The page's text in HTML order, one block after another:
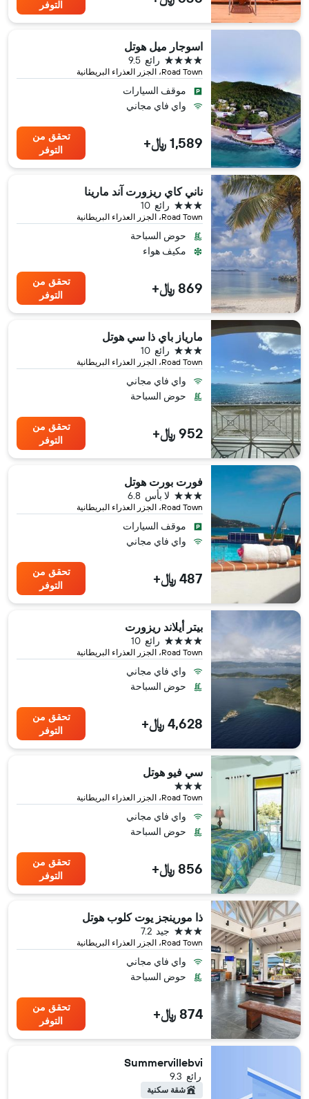
التوفر
اسوجار ميل هوتل
Road Town، الجزر العذراء البريطانية
9.5 رائع 4 نجوم
موقف السيارات
واي فاي مجاني
1,589 ﷼+
تحقق من
التوفر
ناني كاي ريزورت آند مارينا
Road Town، الجزر العذراء البريطانية
10 رائع 3 نجوم
حوض السباحة
مكيف هواء
869 ﷼+
تحقق من
التوفر
مارياز باي ذا سي هوتل
Road Town، الجزر العذراء البريطانية
10 رائع 3 نجوم
واي فاي مجاني
حوض السباحة
952 ﷼+
تحقق من
التوفر
فورت بورت هوتل
Road Town، الجزر العذراء البريطانية
6.8 لا بأس 3 نجوم
موقف السيارات
واي فاي مجاني
487 ﷼+
تحقق من
التوفر
بيتر أيلاند ريزورت
Road Town، الجزر العذراء البريطانية
10 رائع 4 نجوم
واي فاي مجاني
حوض السباحة
4,628 ﷼+
تحقق من
التوفر
سي فيو هوتل
Road Town، الجزر العذراء البريطانية
3 نجوم
واي فاي مجاني
حوض السباحة
856 ﷼+
تحقق من
التوفر
ذا مورينجز يوت كلوب هوتل
Road Town، الجزر العذراء البريطانية
7.2 جيد 3 نجوم
واي فاي مجاني
حوض السباحة
874 ﷼+
تحقق من
التوفر
Summervillebvi
9.3 رائع
شقة سكنية